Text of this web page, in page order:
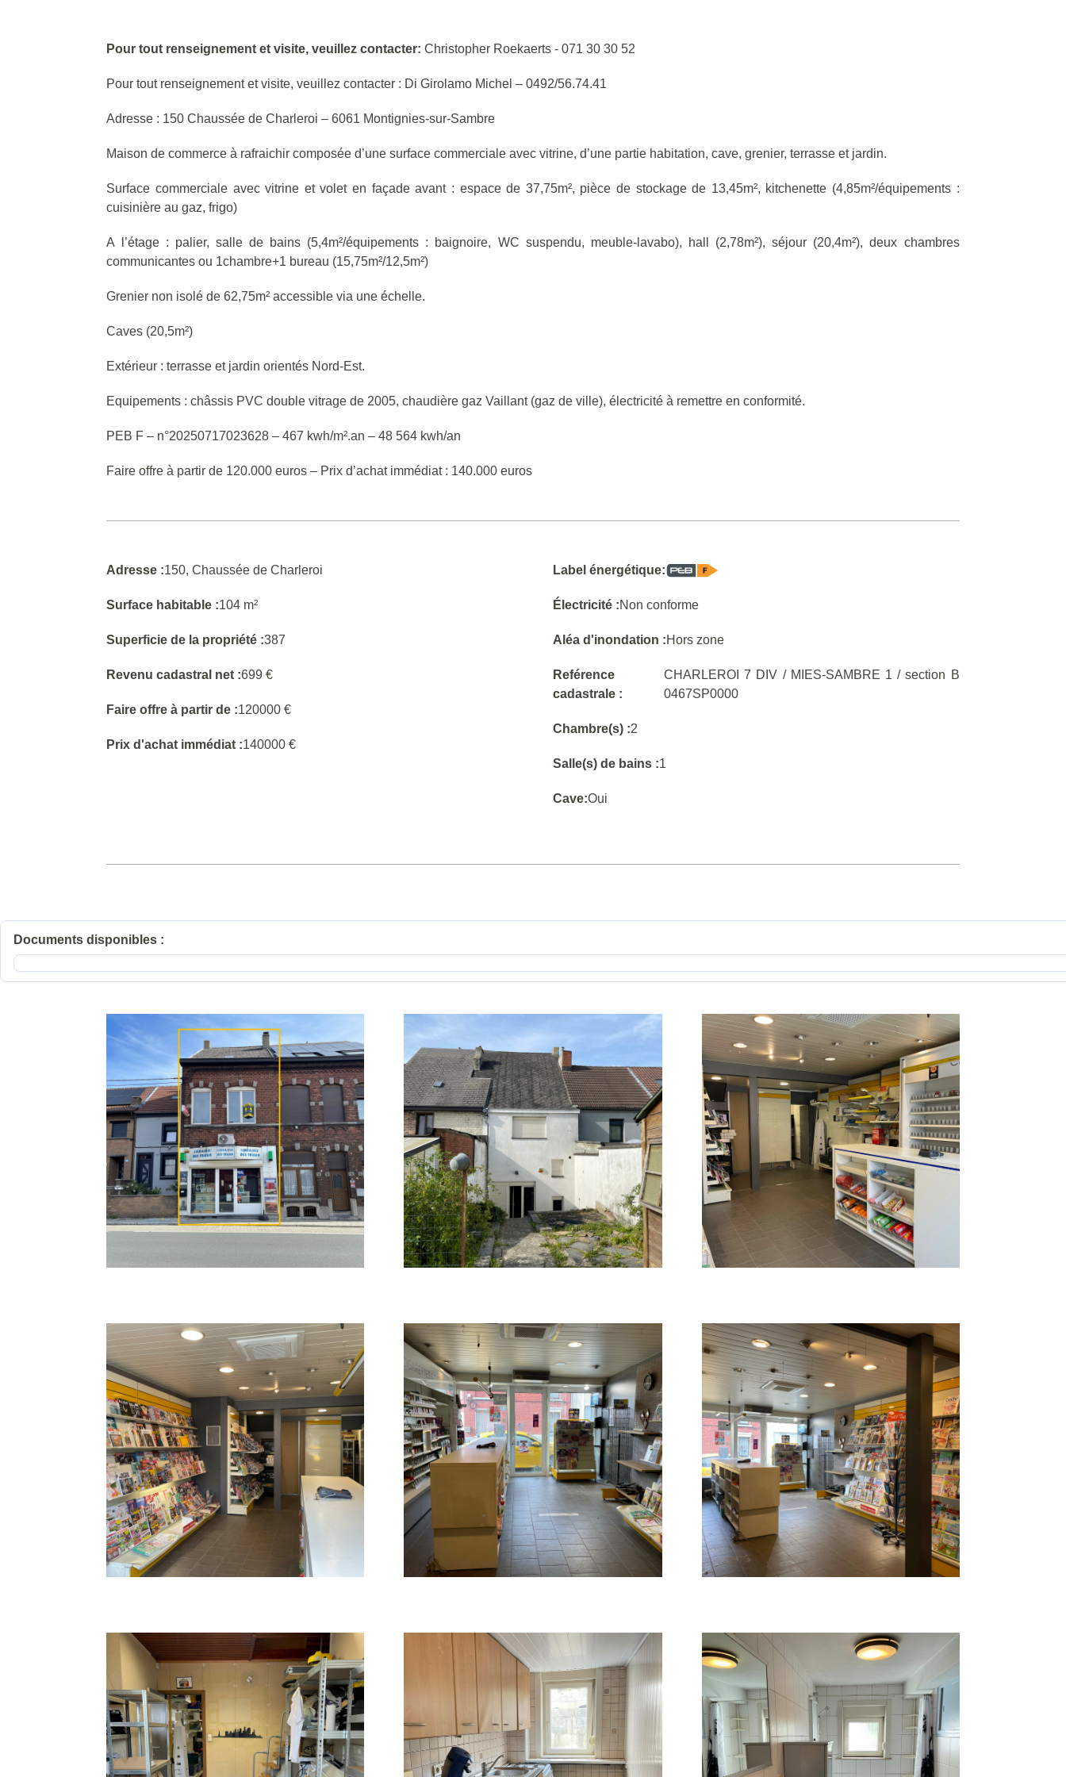
Pour tout renseignement et visite, veuillez contacter:Christopher Roekaerts - 071 30 30 52
Pour tout renseignement et visite, veuillez contacter : Di Girolamo Michel – 0492/56.74.41
Adresse : 150 Chaussée de Charleroi – 6061 Montignies-sur-Sambre
Maison de commerce à rafraichir composée d’une surface commerciale avec vitrine, d’une partie habitation, cave, grenier, terrasse et jardin.
Surface commerciale avec vitrine et volet en façade avant : espace de 37,75m², pièce de stockage de 13,45m², kitchenette (4,85m²/équipements :
cuisinière au gaz, frigo)
A l’étage : palier, salle de bains (5,4m²/équipements : baignoire, WC suspendu, meuble-lavabo), hall (2,78m²), séjour (20,4m²), deux chambres
communicantes ou 1chambre+1 bureau (15,75m²/12,5m²)
Grenier non isolé de 62,75m² accessible via une échelle.
Caves (20,5m²)
Extérieur : terrasse et jardin orientés Nord-Est.
Equipements : châssis PVC double vitrage de 2005, chaudière gaz Vaillant (gaz de ville), électricité à remettre en conformité.
PEB F – n°20250717023628 – 467 kwh/m².an – 48 564 kwh/an
Faire offre à partir de 120.000 euros – Prix d’achat immédiat : 140.000 euros
Adresse :150, Chaussée de Charleroi
Surface habitable :104 m²
Superficie de la propriété :387
Revenu cadastral net :699 €
Faire offre à partir de :120000 €
Prix d'achat immédiat :140000 €
Label énergétique:
Électricité :Non conforme
Aléa d'inondation :Hors zone
Reférence
cadastrale :
CHARLEROI 7 DIV / MIES-SAMBRE 1 / section B
0467SP0000
Chambre(s) :2
Salle(s) de bains :1
Cave:Oui
Documents disponibles :